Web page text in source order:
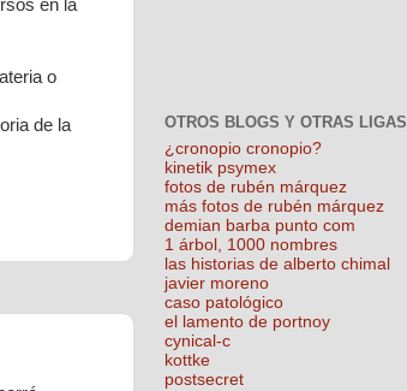
en la
o
de la
OTROS BLOGS Y OTRAS LIGAS
¿cronopio cronopio?
kinetik psymex
fotos de rubén márquez
más fotos de rubén márquez
demian barba punto com
1 árbol, 1000 nombres
las historias de alberto chimal
javier moreno
caso patológico
el lamento de portnoy
cynical-c
kottke
postsecret